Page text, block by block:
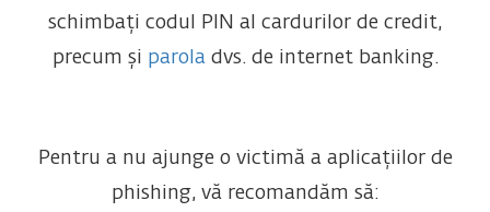
schimbați codul PIN al cardurilor de credit,
precum și paroladvs. de internet banking.
Pentru a nu ajunge o victimă a aplicațiilor de
phishing, vă recomandăm să: